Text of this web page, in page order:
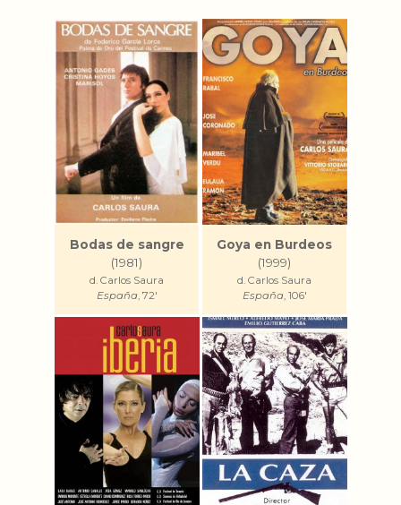
Bodas de sangre
(1981)
d. Carlos Saura
España, 72'
Goya en Burdeos
(1999)
d. Carlos Saura
España, 106'